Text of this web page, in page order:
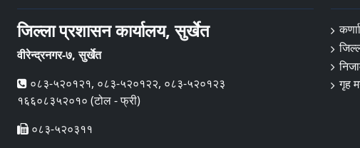
जिल्ला प्रशासन कार्यालय, सुर्खेत
वीरेन्द्रनगर-७, सुर्खेत
०८३-५२०१२१, ०८३-५२०१२२, ०८३-५२०१२३
१६६०८३५२०१० (टोल - फ्री)
०८३-५२०३११
गृह